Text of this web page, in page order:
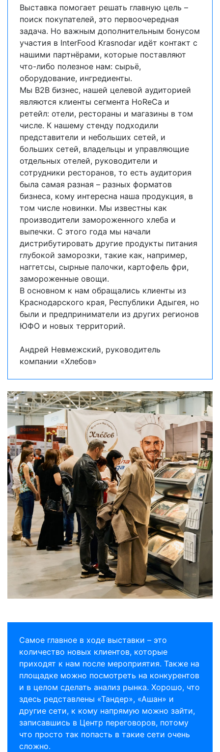
Выставка помогает решать главную цель –
поиск покупателей, это первоочередная
задача. Но важным дополнительным бонусом
участия в InterFood Krasnodar идёт контакт с
нашими партнёрами, которые поставляют
что-либо полезное нам: сырьё,
оборудование, ингредиенты.
Мы B2B бизнес, нашей целевой аудиторией
являются клиенты сегмента HoReCa и
ретейл: отели, рестораны и магазины в том
числе. К нашему стенду подходили
представители и небольших сетей, и
больших сетей, владельцы и управляющие
отдельных отелей, руководители и
сотрудники ресторанов, то есть аудитория
была самая разная – разных форматов
бизнеса, кому интересна наша продукция, в
том числе новинки. Мы известны как
производители замороженного хлеба и
выпечки. С этого года мы начали
дистрибутировать другие продукты питания
глубокой заморозки, такие как, например,
наггетсы, сырные палочки, картофель фри,
замороженные овощи.
В основном к нам обращались клиенты из
Краснодарского края, Республики Адыгея, но
были и предприниматели из других регионов
ЮФО и новых территорий.
Андрей Невмежский, руководитель
компании «Хлебов»
Самое главное в ходе выставки – это
количество новых клиентов, которые
приходят к нам после мероприятия. Также на
площадке можно посмотреть на конкурентов
и в целом сделать анализ рынка. Хорошо, что
здесь редставлены «Тандер», «Ашан» и
другие сети, к кому напрямую можно зайти,
записавшись в Центр переговоров, потому
что просто так попасть в такие сети очень
сложно.